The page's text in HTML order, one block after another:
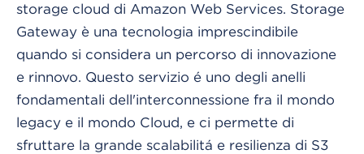
storage cloud di Amazon Web Services. Storage
Gateway è una tecnologia imprescindibile
quando si considera un percorso di innovazione
e rinnovo. Questo servizio é uno degli anelli
fondamentali dell'interconnessione fra il mondo
legacy e il mondo Cloud, e ci permette di
sfruttare la grande scalabilitá e resilienza di S3